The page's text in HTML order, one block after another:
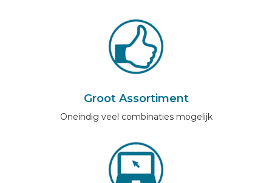
Groot Assortiment
Oneindig veel combinaties mogelijk